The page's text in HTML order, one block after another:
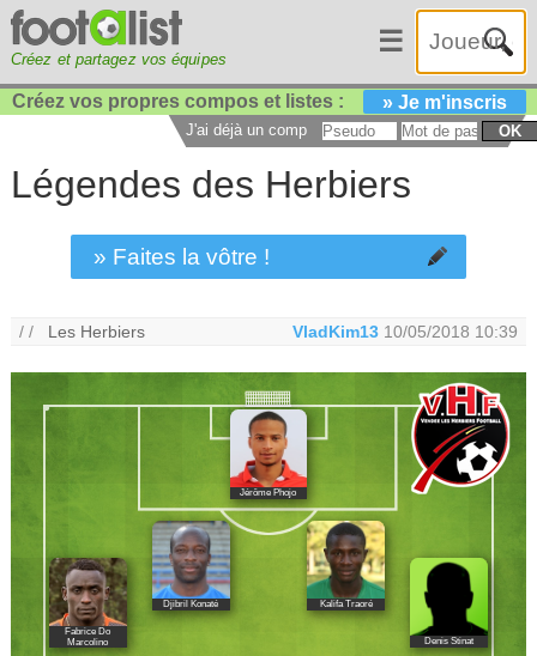
Créez et partagez vos équipes
☰
Créez vos propres compos et listes : » Je m'inscris
J'ai déjà un compte : OK
Légendes des Herbiers
» Faites la vôtre !
/ / Les Herbiers VladKim13 10/05/2018 10:39
Jérôme Phojo
Fabrice Do
Marcolino
Djibril Konaté Kalifa Traoré
Denis Stinat